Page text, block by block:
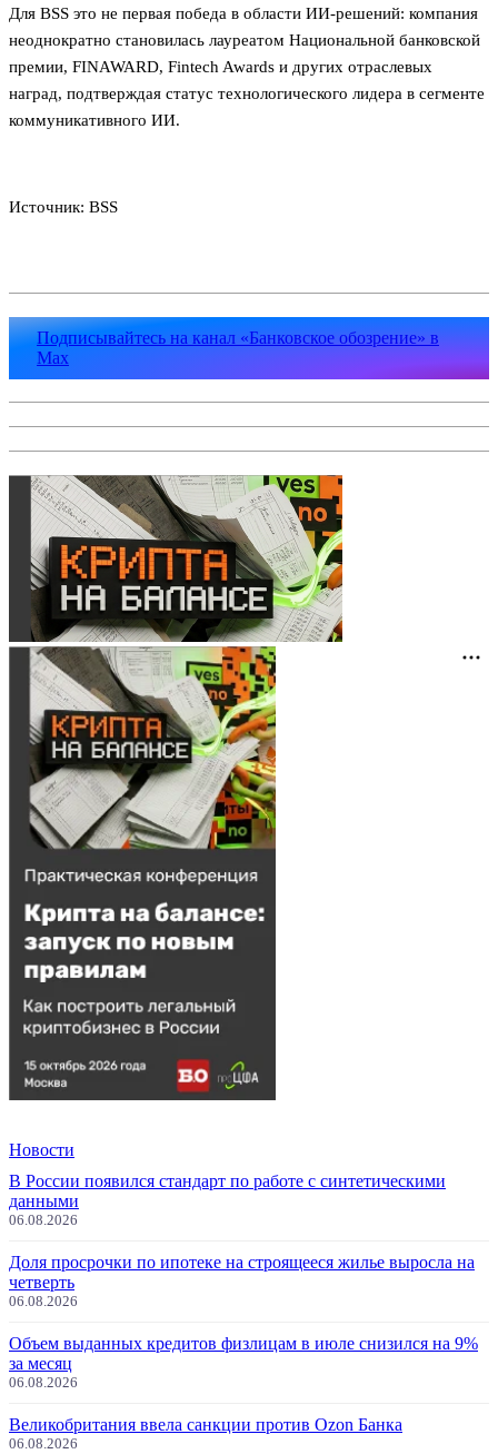
Для BSS это не первая победа в области ИИ-решений: компания
неоднократно становилась лауреатом Национальной банковской
премии, FINAWARD, Fintech Awards и других отраслевых
наград, подтверждая статус технологического лидера в сегменте
коммуникативного ИИ.
Источник: BSS
Подписывайтесь на канал «Банковское обозрение» в
Max
Новости
В России появился стандарт по работе с синтетическими
данными
06.08.2026
Доля просрочки по ипотеке на строящееся жилье выросла на
четверть
06.08.2026
Объем выданных кредитов физлицам в июле снизился на 9%
за месяц
06.08.2026
Великобритания ввела санкции против Ozon Банка
06.08.2026